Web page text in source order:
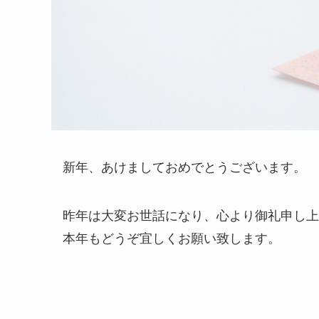
新年、あけましておめでとうございます。
昨年は大変お世話になり、心より御礼申し
本年もどうぞ宜しくお願い致します。